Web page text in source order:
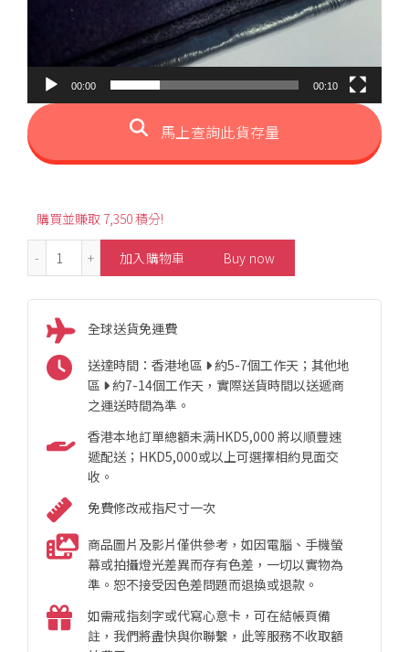
00:00 00:10
馬上查詢此貨存量
購買並賺取 7,350 積分!
14.7mm Japanese Mabe Pearl Earrings 數量
加入購物車 Buy now
全球送貨免運費
送達時間：香港地區
約5-7個工作天；其他地
區
約7-14個工作天，實際送貨時間以送遞商
之運送時間為準。
香港本地訂單總額未满HKD5,000 將以順豐速
遞配送；HKD5,000或以上可選擇相約見面交
收。
免費修改戒指尺寸一次
商品圖片及影片僅供參考，如因電腦、手機螢
幕或拍攝燈光差異而存有色差，一切以實物為
準。恕不接受因色差問題而退換或退款。
如需戒指刻字或代寫心意卡，可在結帳頁備
註，我們將盡快與你聯繫，此等服務不收取額